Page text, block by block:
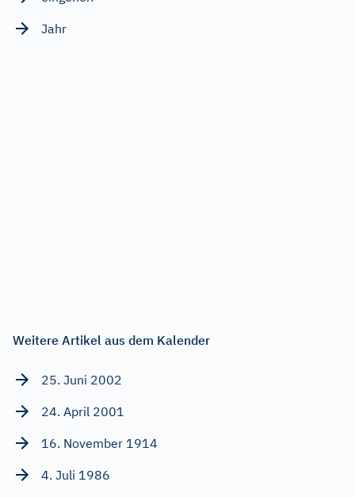
Jahr
Weitere Artikel aus dem Kalender
25. Juni 2002
24. April 2001
16. November 1914
4. Juli 1986